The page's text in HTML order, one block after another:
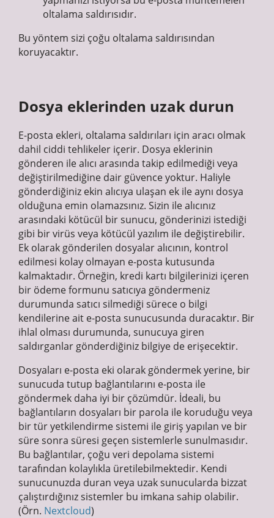
oltalama saldırısıdır.
Bu yöntem sizi çoğu oltalama saldırısından
koruyacaktır.
Dosya eklerinden uzak durun
E-posta ekleri, oltalama saldırıları için aracı olmak
dahil ciddi tehlikeler içerir. Dosya eklerinin
gönderen ile alıcı arasında takip edilmediği veya
değiştirilmediğine dair güvence yoktur. Haliyle
gönderdiğiniz ekin alıcıya ulaşan ek ile aynı dosya
olduğuna emin olamazsınız. Sizin ile alıcınız
arasındaki kötücül bir sunucu, gönderinizi istediği
gibi bir virüs veya kötücül yazılım ile değiştirebilir.
Ek olarak gönderilen dosyalar alıcının, kontrol
edilmesi kolay olmayan e-posta kutusunda
kalmaktadır. Örneğin, kredi kartı bilgilerinizi içeren
bir ödeme formunu satıcıya göndermeniz
durumunda satıcı silmediği sürece o bilgi
kendilerine ait e-posta sunucusunda duracaktır. Bir
ihlal olması durumunda, sunucuya giren
saldırganlar gönderdiğiniz bilgiye de erişecektir.
Dosyaları e-posta eki olarak göndermek yerine, bir
sunucuda tutup bağlantılarını e-posta ile
göndermek daha iyi bir çözümdür. İdeali, bu
bağlantıların dosyaları bir parola ile koruduğu veya
bir tür yetkilendirme sistemi ile giriş yapılan ve bir
süre sonra süresi geçen sistemlerle sunulmasıdır.
Bu bağlantılar, çoğu veri depolama sistemi
tarafından kolaylıkla üretilebilmektedir. Kendi
sunucunuzda duran veya uzak sunucularda bizzat
çalıştırdığınız sistemler bu imkana sahip olabilir.
(Örn. Nextcloud)